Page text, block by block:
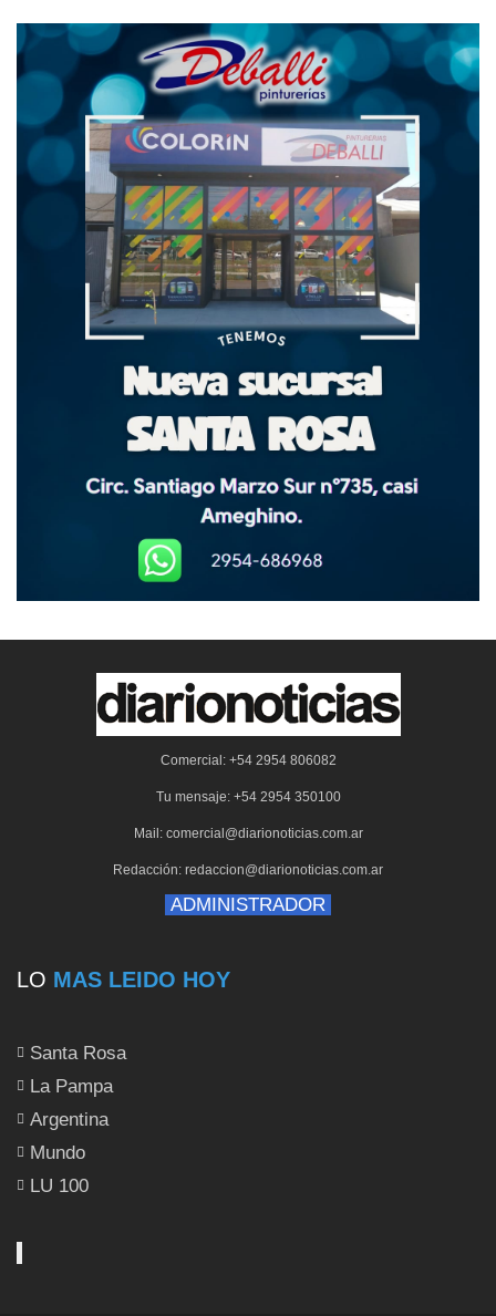
Comercial: +54 2954 806082
Tu mensaje: +54 2954 350100
Mail: comercial@diarionoticias.com.ar
Redacción: redaccion@diarionoticias.com.ar
ADMINISTRADOR
LO MAS LEIDO HOY
Santa Rosa
La Pampa
Argentina
Mundo
LU 100